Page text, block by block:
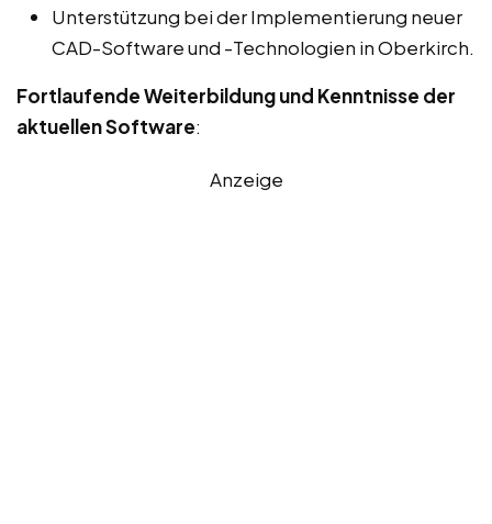
Unterstützung bei der Implementierung neuer
CAD-Software und -Technologien in Oberkirch.
Fortlaufende Weiterbildung und Kenntnisse der
aktuellen Software:
Anzeige